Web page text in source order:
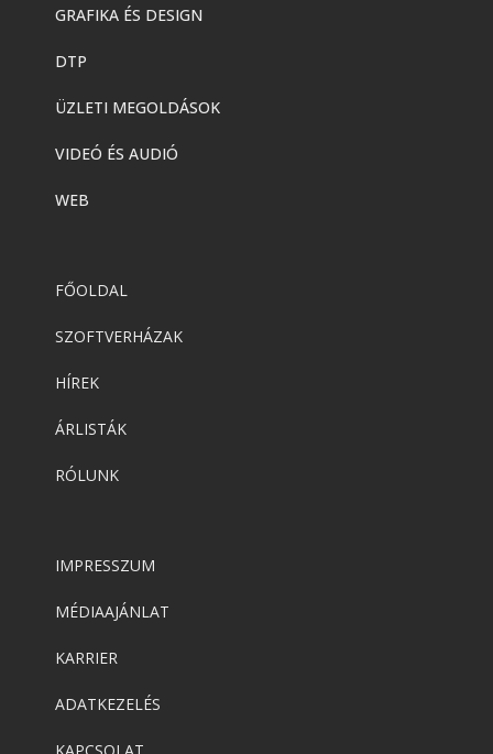
GRAFIKA ÉS DESIGN
DTP
ÜZLETI MEGOLDÁSOK
VIDEÓ ÉS AUDIÓ
WEB
FŐOLDAL
SZOFTVERHÁZAK
HÍREK
ÁRLISTÁK
RÓLUNK
IMPRESSZUM
MÉDIAAJÁNLAT
KARRIER
ADATKEZELÉS